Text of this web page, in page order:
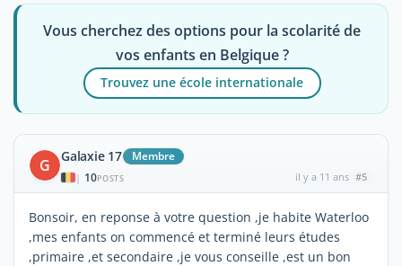
Vous cherchez des options pour la scolarité de
vos enfants en Belgique ?
Trouvez une école internationale
G Galaxie 17 Membre
| 10POSTS il y a 11 ans #5
Bonsoir, en reponse à votre question ,je habite Waterloo
,mes enfants on commencé et terminé leurs études
,primaire ,et secondaire ,je vous conseille ,est un bon